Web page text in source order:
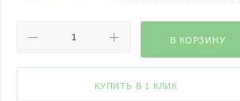
В КОРЗИНУ
КУПИТЬ В 1 КЛИК